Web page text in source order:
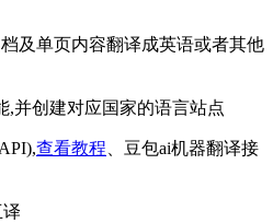
及单页内容翻译成英语或者其他
,并创建对应国家的语言站点
查看教程 、豆包ai机器翻译接